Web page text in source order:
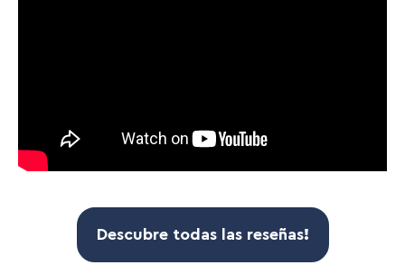
Descubre todas las reseñas!